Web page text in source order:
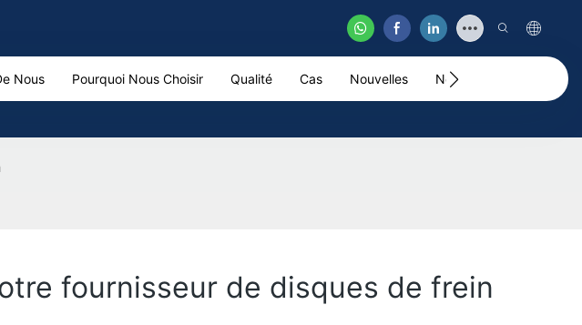
Nous Pourquoi Nous Choisir Qualité Cas Nouvelles Nous Contacter
fournisseur de disques de frein